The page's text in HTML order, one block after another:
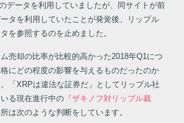
データを利用していましたが、同サイトが前
タを利用していたことが発覚後、リップル
を参照するのを止めました。
売却の比率が比較的高かった2018年Q1につ
にどの程度の影響を与えるものだったのか
「XRPは違法な証券だ」としてリップル社
る現在進行中の 『ザキノフ対リップル裁
は次のような判断をしています。